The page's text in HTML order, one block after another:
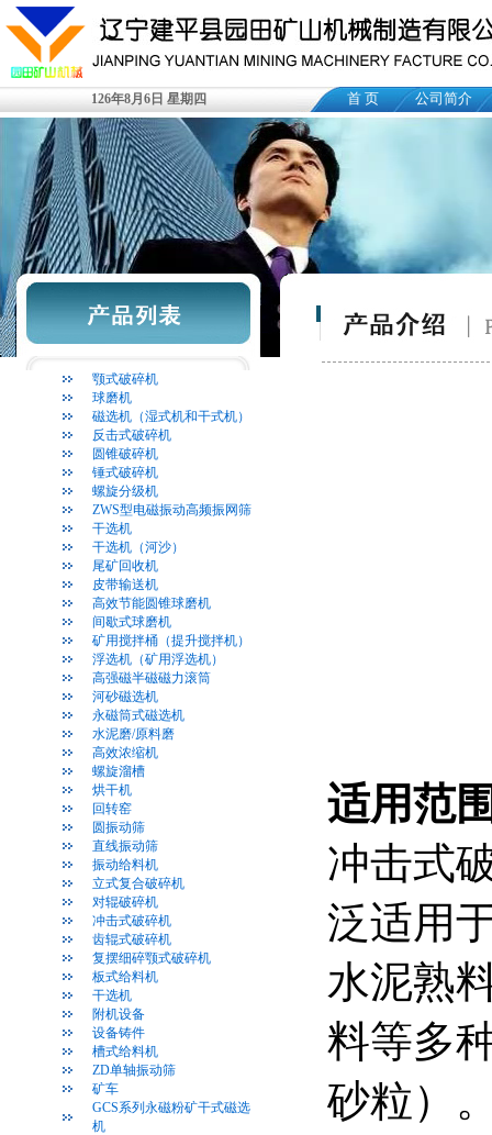
126年8月6日 星期四 首 页 公司简介
颚式破碎机
球磨机
磁选机（湿式机和干式机）
反击式破碎机
圆锥破碎机
锤式破碎机
螺旋分级机
ZWS型电磁振动高频振网筛
干选机
干选机（河沙）
尾矿回收机
皮带输送机
高效节能圆锥球磨机
间歇式球磨机
矿用搅拌桶（提升搅拌机）
浮选机（矿用浮选机）
高强磁半磁磁力滚筒
河砂磁选机
永磁筒式磁选机
水泥磨/原料磨
高效浓缩机
螺旋溜槽
烘干机
回转窑
圆振动筛
直线振动筛
振动给料机
立式复合破碎机
对辊破碎机
冲击式破碎机
齿辊式破碎机
复摆细碎颚式破碎机
板式给料机
干选机
附机设备
设备铸件
槽式给料机
ZD单轴振动筛
矿车
GCS系列永磁粉矿干式磁选
机
适用范
冲击式
泛适用
水泥熟
料等多
砂粒）